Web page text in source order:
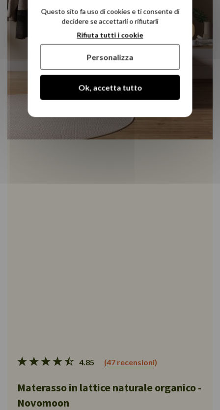
4.85 (47 recensioni)
Materasso in lattice naturale organico -
Novomoon
Questo sito fa uso di cookies e ti consente di
decidere se accettarli o rifiutarli
Ok, accetta tutto
Rifiuta tutti i cookie
Personalizza